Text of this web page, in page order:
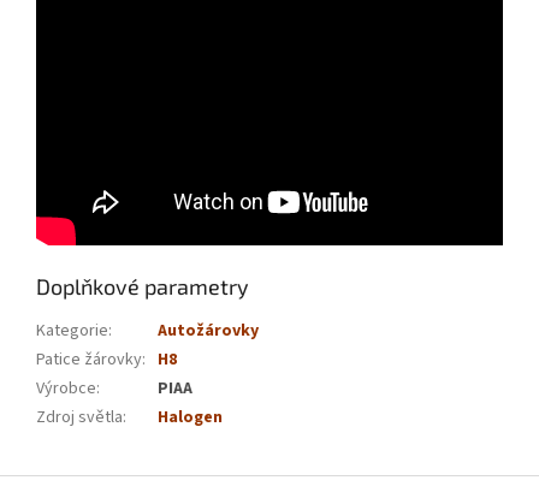
Doplňkové parametry
Kategorie:
Autožárovky
Patice žárovky: H8
Výrobce:
PIAA
Zdroj světla: Halogen